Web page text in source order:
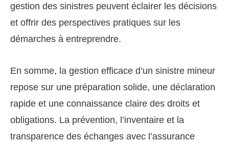
gestion des sinistres peuvent éclairer les décisions
et offrir des perspectives pratiques sur les
démarches à entreprendre.
En somme, la gestion efficace d’un sinistre mineur
repose sur une préparation solide, une déclaration
rapide et une connaissance claire des droits et
obligations. La prévention, l’inventaire et la
transparence des échanges avec l’assurance